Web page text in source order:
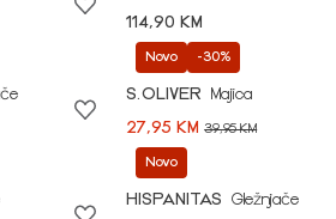
114,90 KM
Novo -30%
S.OLIVER
Majica
27,95 KM39,95 KM
Novo
HISPANITAS
Gležnjače